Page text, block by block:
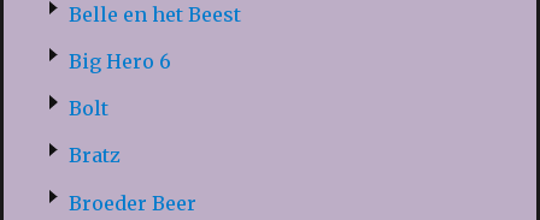
Belle en het Beest
Big Hero 6
Bolt
Bratz
Broeder Beer